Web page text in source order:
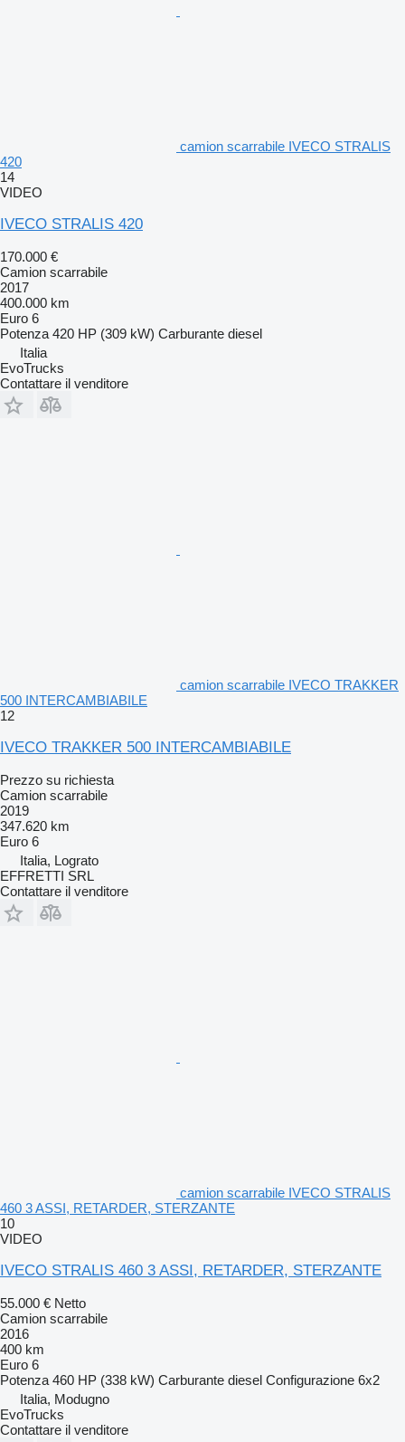
camion scarrabile IVECO STRALIS
420
14
VIDEO
IVECO STRALIS 420
170.000 €
Camion scarrabile
2017
400.000 km
Euro 6
Potenza 420 HP (309 kW) Carburante diesel
Italia
EvoTrucks
Contattare il venditore
camion scarrabile IVECO TRAKKER
500 INTERCAMBIABILE
12
IVECO TRAKKER 500 INTERCAMBIABILE
Prezzo su richiesta
Camion scarrabile
2019
347.620 km
Euro 6
Italia, Lograto
EFFRETTI SRL
Contattare il venditore
camion scarrabile IVECO STRALIS
460 3 ASSI, RETARDER, STERZANTE
10
VIDEO
IVECO STRALIS 460 3 ASSI, RETARDER, STERZANTE
55.000 € Netto
Camion scarrabile
2016
400 km
Euro 6
Potenza 460 HP (338 kW) Carburante diesel Configurazione 6x2
Italia, Modugno
EvoTrucks
Contattare il venditore